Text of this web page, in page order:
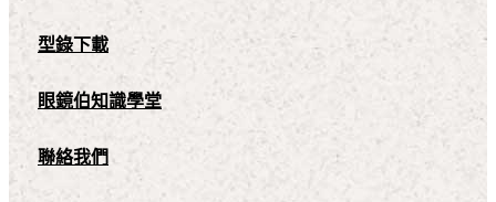
型錄下載
眼鏡伯知識學堂
聯絡我們